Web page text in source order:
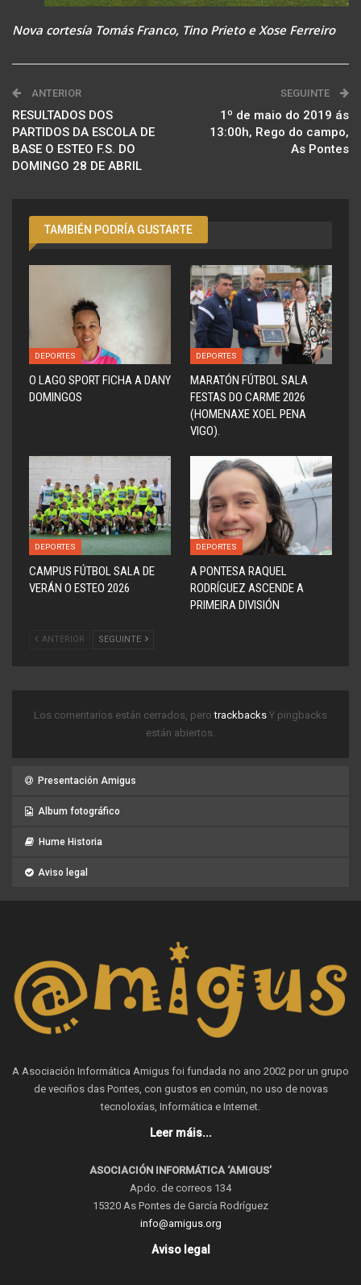
Nova cortesía Tomás Franco, Tino Prieto e Xose Ferreiro
ANTERIOR
RESULTADOS DOS
PARTIDOS DA ESCOLA DE
BASE O ESTEO F.S. DO
DOMINGO 28 DE ABRIL
SEGUINTE
1º de maio do 2019 ás
13:00h, Rego do campo,
As Pontes
TAMBIÉN PODRÍA GUSTARTE
DEPORTES
O LAGO SPORT FICHA A DANY
DOMINGOS
DEPORTES
MARATÓN FÚTBOL SALA
FESTAS DO CARME 2026
(HOMENAXE XOEL PENA
VIGO).
DEPORTES
CAMPUS FÚTBOL SALA DE
VERÁN O ESTEO 2026
DEPORTES
A PONTESA RAQUEL
RODRÍGUEZ ASCENDE A
PRIMEIRA DIVISIÓN
ANTERIOR SEGUINTE
Los comentarios están cerrados, perotrackbacks Y pingbacks
están abiertos.
Presentación Amigus
Album fotográfico
Hume Historia
Aviso legal
A Asociación Informática Amigus foi fundada no ano 2002 por un grupo
de veciños das Pontes, con gustos en común, no uso de novas
tecnoloxías, Informática e Internet.
Leer máis...
ASOCIACIÓN INFORMÁTICA ‘AMIGUS’
Apdo. de correos 134
15320 As Pontes de García Rodríguez
info@amigus.org
Aviso legal